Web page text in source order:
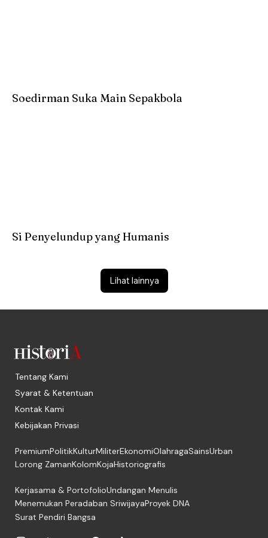
Lihat lainnya
Soedirman Suka Main Sepakbola
Si Penyelundup yang Humanis
Tentang Kami
Syarat & Ketentuan
Kontak Kami
Kebijakan Privasi
PremiumPolitikKulturMiliterEkonomiOlahragaSainsUrban
Lorong ZamanKolomKojaHistoriografis
Kerjasama & PortofolioUndangan Menulis
Menemukan Peradaban SriwijayaProyek DNA
Surat Pendiri Bangsa